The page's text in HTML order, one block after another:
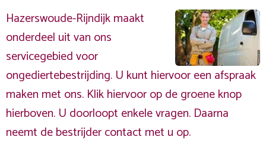
Hazerswoude-Rijndijk maakt
onderdeel uit van ons
servicegebied voor
ongediertebestrijding. U kunt hiervoor een afspraak
maken met ons. Klik hiervoor op de groene knop
hierboven. U doorloopt enkele vragen. Daarna
neemt de bestrijder contact met u op.